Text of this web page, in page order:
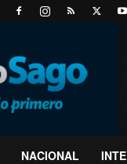
NACIONAL